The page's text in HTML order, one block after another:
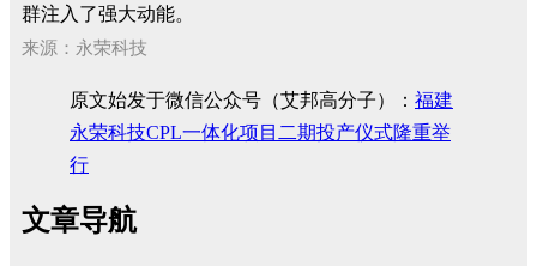
群注入了强大动能。
来源：永荣科技
原文始发于微信公众号（艾邦高分子）： 福建
永荣科技CPL一体化项目二期投产仪式隆重举
行
文章导航